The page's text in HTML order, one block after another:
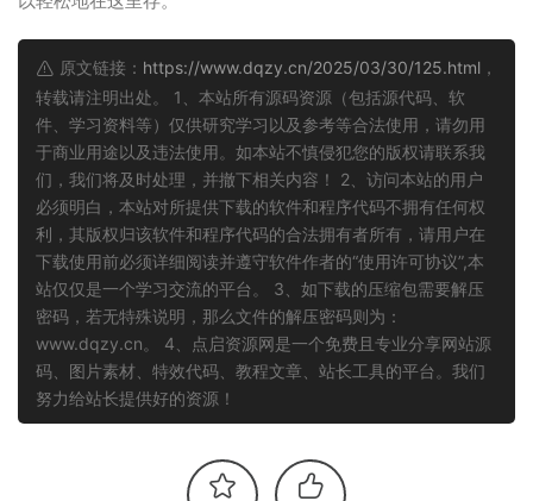
原文链接： https://www.dqzy.cn/2025/03/30/125.html ，
转载请注明出处。 1、本站所有源码资源（包括源代码、软
件、学习资料等）仅供研究学习以及参考等合法使用，请勿用
于商业用途以及违法使用。如本站不慎侵犯您的版权请联系我
们，我们将及时处理，并撤下相关内容！ 2、访问本站的用户
必须明白，本站对所提供下载的软件和程序代码不拥有任何权
利，其版权归该软件和程序代码的合法拥有者所有，请用户在
下载使用前必须详细阅读并遵守软件作者的“使用许可协议”,本
站仅仅是一个学习交流的平台。 3、如下载的压缩包需要解压
密码，若无特殊说明，那么文件的解压密码则为：
www.dqzy.cn。 4、点启资源网是一个免费且专业分享网站源
码、图片素材、特效代码、教程文章、站长工具的平台。我们
努力给站长提供好的资源！